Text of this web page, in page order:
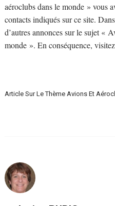
aéroclubs dans le monde » vous
contacts indiqués sur ce site.
d’autres annonces sur le sujet «
monde ». En conséquence,
Article Sur Le Thème Avions Et